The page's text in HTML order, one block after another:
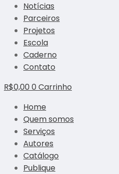
Notícias
Parceiros
Projetos
Escola
Caderno
Contato
R$0,00 0 Carrinho
Home
Quem somos
Serviços
Autores
Catálogo
Publique